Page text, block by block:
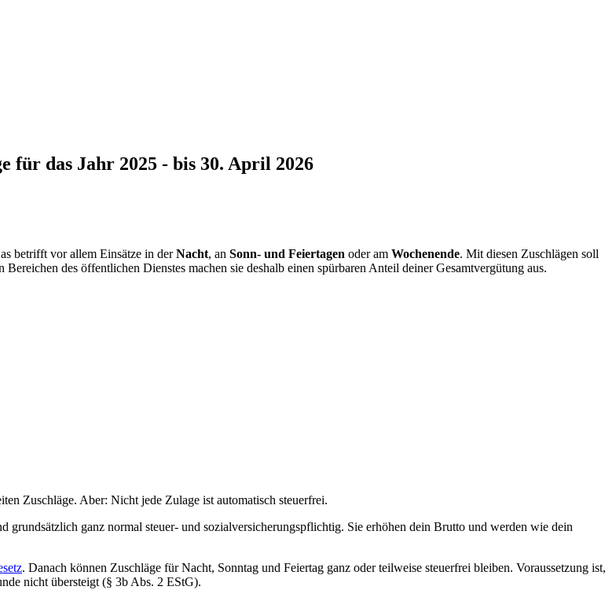
für das Jahr 2025 - bis 30. April 2026
betrifft vor allem Einsätze in derNacht, an Sonn- und Feiertagen oder am Wochenende. Mit diesen Zuschlägen soll
des öffentlichen Dienstes machen sie deshalb einen spürbaren Anteil deiner Gesamtvergütung aus.
Zuschläge. Aber: Nicht jede Zulage ist automatisch steuerfrei.
grundsätzlich ganz normal steuer- und sozialversicherungspflichtig. Sie erhöhen dein Brutto und werden wie dein
. Danach können Zuschläge für Nacht, Sonntag und Feiertag ganz oder teilweise steuerfrei bleiben. Voraussetzung ist,
nicht übersteigt (§ 3b Abs. 2 EStG).